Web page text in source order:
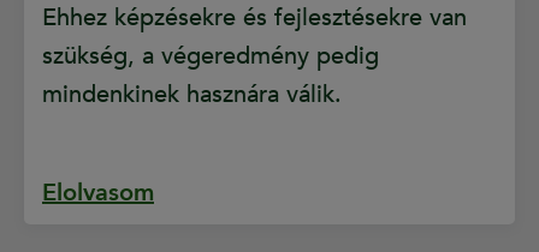
Ehhez képzésekre és fejlesztésekre van
szükség, a végeredmény pedig
mindenkinek hasznára válik.
Elolvasom